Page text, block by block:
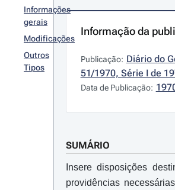
Informações
gerais
Modificações
Outros
Tipos
Informação da
Publicação: Diário do
51/1970, Série I de
Data de Publicação:
SUMÁRIO
Insere disposições
providências